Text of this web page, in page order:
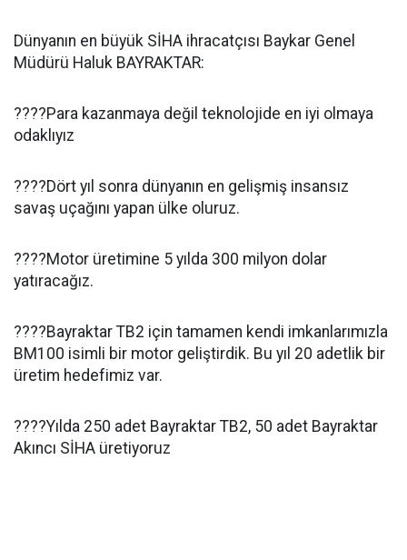
Dünyanın en büyük SİHA ihracatçısı Baykar Genel
Müdürü Haluk BAYRAKTAR:
????Para kazanmaya değil teknolojide en iyi olmaya
odaklıyız
????Dört yıl sonra dünyanın en gelişmiş insansız
savaş uçağını yapan ülke oluruz.
????Motor üretimine 5 yılda 300 milyon dolar
yatıracağız.
????Bayraktar TB2 için tamamen kendi imkanlarımızla
BM100 isimli bir motor geliştirdik. Bu yıl 20 adetlik bir
üretim hedefimiz var.
????Yılda 250 adet Bayraktar TB2, 50 adet Bayraktar
Akıncı SİHA üretiyoruz